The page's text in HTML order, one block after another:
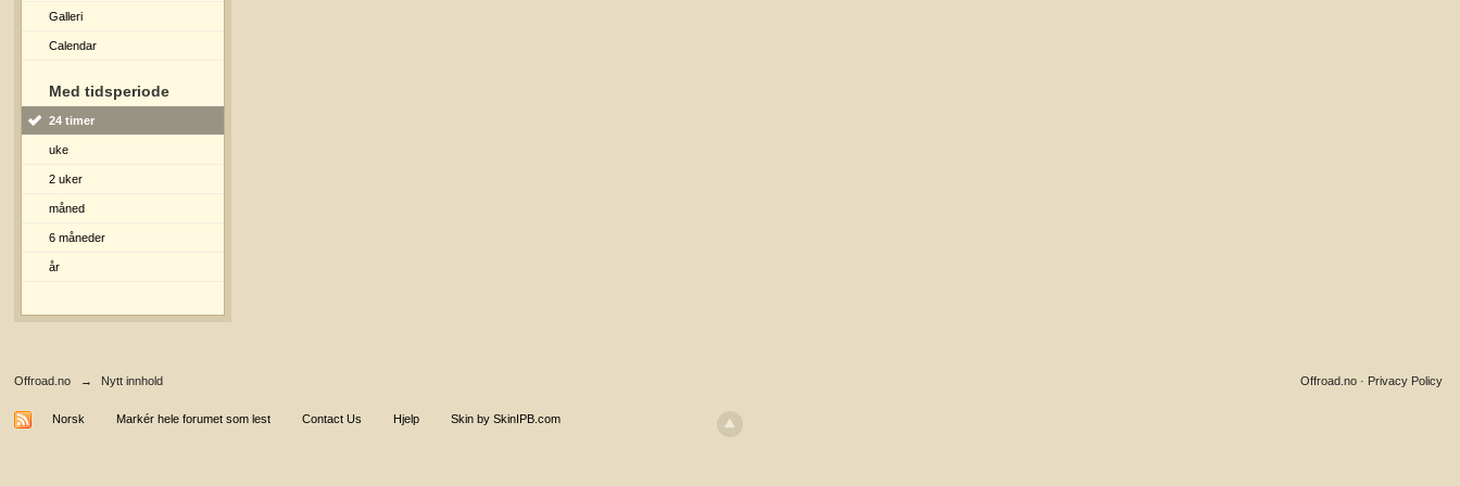
Galleri
Calendar
Med tidsperiode
24 timer
uke
2 uker
måned
6 måneder
år
Offroad.no → Nytt innhold Privacy Policy
Offroad.no ·
Norsk Markér hele forumet som lest Contact Us Hjelp Skin by SkinIPB.com